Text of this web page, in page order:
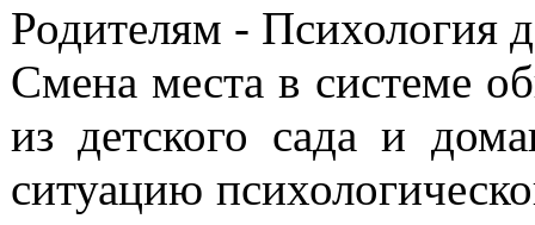
Родителям - Психология
Смена места в системе
из детского сада и
ситуацию